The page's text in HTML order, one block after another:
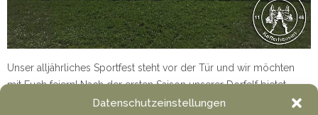
Datenschutzeinstellungen
Unser alljährliches Sportfest steht vor der Tür und wir möchten
mit Euch feiern! Nach der ersten Saison unserer Dorfelf bietet
dieses Event einen Abschluss, als auch einen Startschuss für die